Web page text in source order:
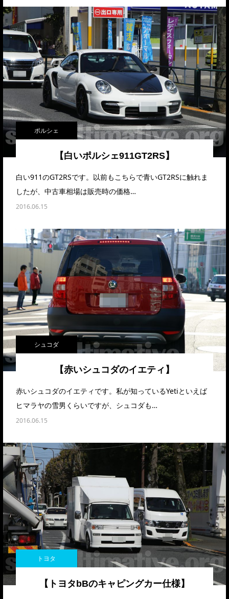
ポルシェ
【白いポルシェ911GT2RS】
白い911のGT2RSです。以前もこちらで青いGT2RSに触れま
したが、中古車相場は販売時の価格…
2016.06.15
シュコダ
【赤いシュコダのイエティ】
赤いシュコダのイエティです。私が知っているYetiといえば
ヒマラヤの雪男くらいですが、シュコダも…
2016.06.15
トヨタ
【トヨタbBのキャピングカー仕様】